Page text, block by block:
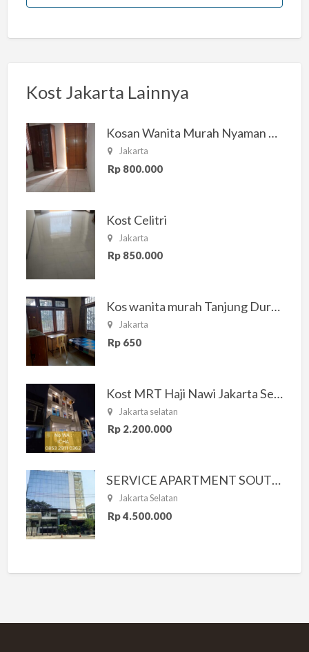
Kost Jakarta Lainnya
Kosan Wanita Murah Nyaman di Jakarta Selatan
Jakarta
Rp 800.000
Kost Celitri
Jakarta
Rp 850.000
Kos wanita murah Tanjung Duren Jakarta Barat
Jakarta
Rp 650
Kost MRT Haji Nawi Jakarta Selatan
Jakarta selatan
Rp 2.200.000
SERVICE APARTMENT SOUTH RESIDENCE
Jakarta Selatan
Rp 4.500.000